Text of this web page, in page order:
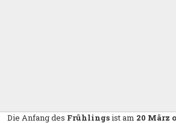
Die Anfang des Frühlingsist am 20 März